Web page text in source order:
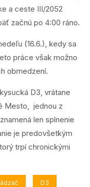
a ceste III/2052
začnú po 4:00 ráno.
(16.6.), kedy sa
práce však možno
obmedzení.
D3, vrátane
Mesto, jednou z
len splnenie
je predovšetkým
trpí chronickými
D3